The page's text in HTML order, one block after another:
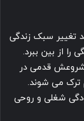
تغییر سبک زندگی
از بین ببرد.
شروعش قدمی در
ترک می شوند.
شغلی و روحی